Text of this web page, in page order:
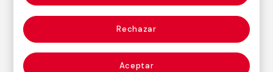
Autor
Nacimiento: Detroit, 1947
Rechazar
Aceptar